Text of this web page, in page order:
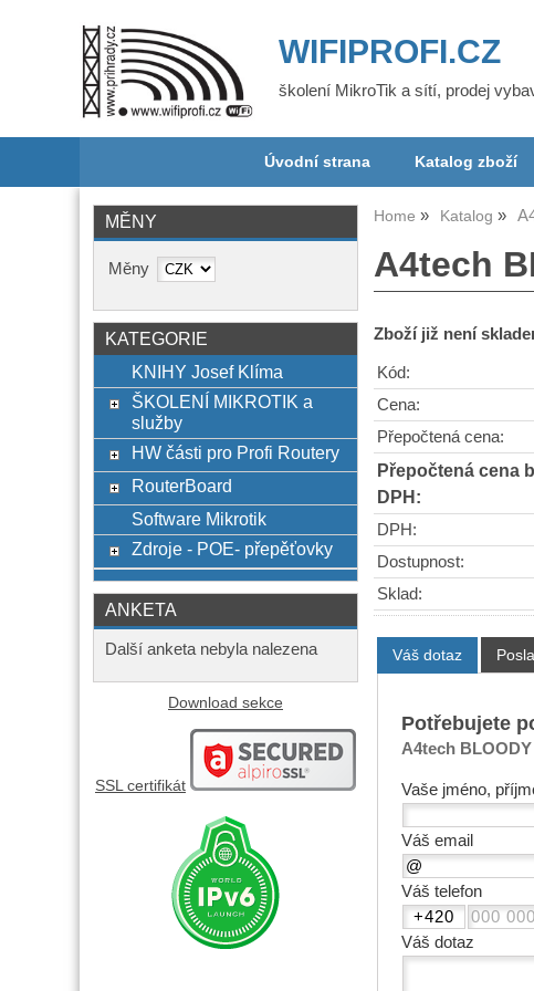
WIFIPROFI.CZ
školení MikroTik a sítí, prodej
Úvodní strana Katalog zboží
Home Katalog
A4tech
Zboží již není
Kód:
Cena:
Přepočtená cena:
Přepočtená cena
DPH:
DPH:
Dostupnost:
Sklad:
Váš dotaz
Potřebujete
A4tech
Vaše jméno,
Váš email
Váš telefon
Váš dotaz
MĚNY
Měny
KATEGORIE
KNIHY Josef Klíma
ŠKOLENÍ MIKROTIK a
služby
HW části pro Profi Routery
RouterBoard
Software Mikrotik
Zdroje - POE- přepěťovky
ANKETA
Další anketa nebyla nalezena
Download sekce
SSL certifikát